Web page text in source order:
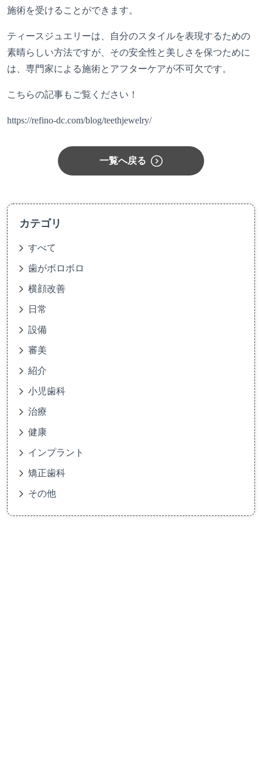
施術を受けることができます。
ティースジュエリーは、自分のスタイルを表現するための
素晴らしい方法ですが、その安全性と美しさを保つために
は、専門家による施術とアフターケアが不可欠です。
こちらの記事もご覧ください！
https://refino-dc.com/blog/teethjewelry/
一覧へ戻る
カテゴリ
すべて
歯がボロボロ
横顔改善
日常
設備
審美
紹介
小児歯科
治療
健康
インプラント
矯正歯科
その他